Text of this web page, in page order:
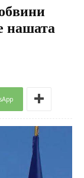
нашата